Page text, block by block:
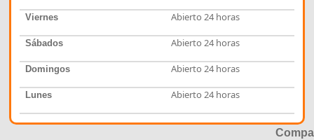
Viernes Abierto 24 horas
Sábados Abierto 24 horas
Domingos Abierto 24 horas
Lunes Abierto 24 horas